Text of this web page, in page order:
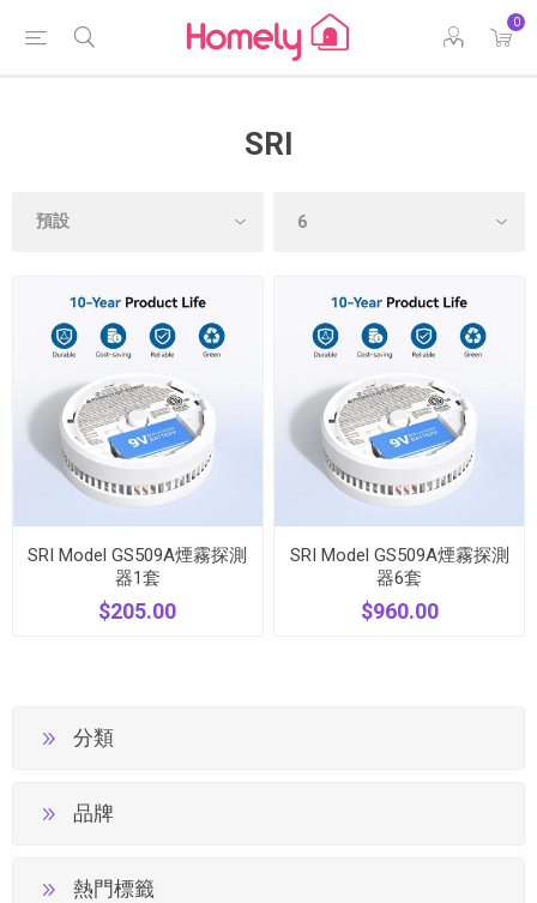
0
SRI
SRI Model GS509A煙霧探測
器1套
$205.00
SRI Model GS509A煙霧探測
器6套
$960.00
分類
品牌
熱門標籤